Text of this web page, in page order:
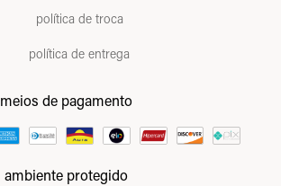
política de troca
política de entrega
meios de pagamento
ambiente protegido